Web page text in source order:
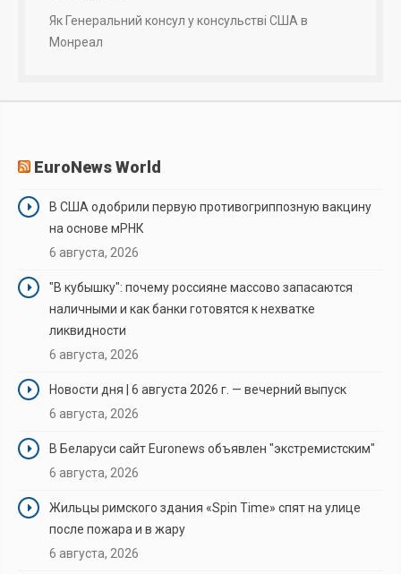
Як Генеральний консул у консульстві США в
Монреал
EuroNews World
В США одобрили первую противогриппозную вакцину
на основе мРНК
6 августа, 2026
"В кубышку": почему россияне массово запасаются
наличными и как банки готовятся к нехватке
ликвидности
6 августа, 2026
Новости дня | 6 августа 2026 г. — вечерний выпуск
6 августа, 2026
В Беларуси сайт Euronews объявлен "экстремистским"
6 августа, 2026
Жильцы римского здания «Spin Time» спят на улице
после пожара и в жару
6 августа, 2026